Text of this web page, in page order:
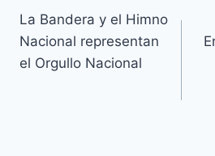
La Bandera y el Himno
Nacional representan
el Orgullo Nacional